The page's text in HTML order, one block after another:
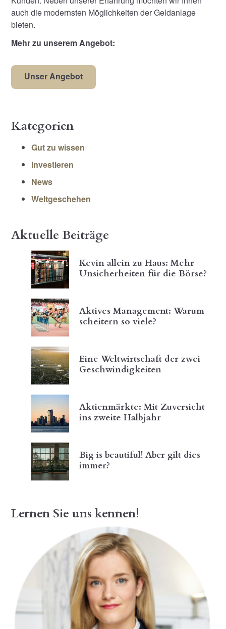
auch die modernsten Möglichkeiten der Geldanlage
bieten.
Mehr zu unserem Angebot:
Unser Angebot
Kategorien
Gut zu wissen
Investieren
News
Weltgeschehen
Aktuelle Beiträge
Kevin allein zu Haus: Mehr
Unsicherheiten für die Börse?
Aktives Management: Warum
scheitern so viele?
Eine Weltwirtschaft der zwei
Geschwindigkeiten
Aktienmärkte: Mit Zuversicht
ins zweite Halbjahr
Big is beautiful! Aber gilt dies
immer?
Lernen Sie uns kennen!